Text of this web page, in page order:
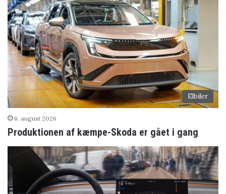
Elbiler
6. august 2026
Produktionen af kæmpe-Skoda er gået i gang